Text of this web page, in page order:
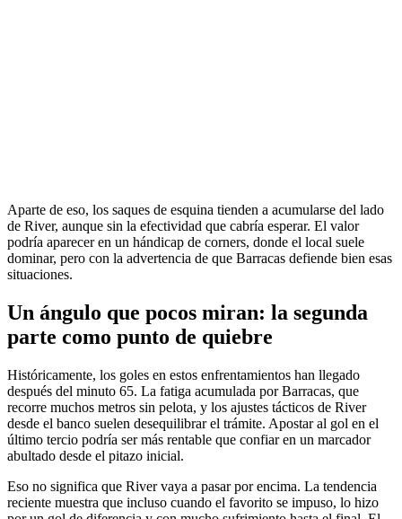
Aparte de eso, los saques de esquina tienden a acumularse del lado
de River, aunque sin la efectividad que cabría esperar. El valor
podría aparecer en un hándicap de corners, donde el local suele
dominar, pero con la advertencia de que Barracas defiende bien esas
situaciones.
Un ángulo que pocos miran: la segunda
parte como punto de quiebre
Históricamente, los goles en estos enfrentamientos han llegado
después del minuto 65. La fatiga acumulada por Barracas, que
recorre muchos metros sin pelota, y los ajustes tácticos de River
desde el banco suelen desequilibrar el trámite. Apostar al gol en el
último tercio podría ser más rentable que confiar en un marcador
abultado desde el pitazo inicial.
Eso no significa que River vaya a pasar por encima. La tendencia
reciente muestra que incluso cuando el favorito se impuso, lo hizo